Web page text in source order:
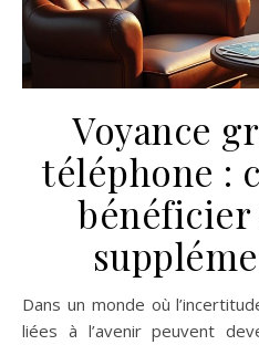
Voyance
téléphone :
bénéficier
Dans un monde où l’incertitude règne, les préoccupations
liées à l’avenir peuvent